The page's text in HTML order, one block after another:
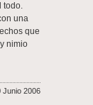
todo.
una
que
nimio
Junio 2006